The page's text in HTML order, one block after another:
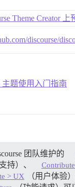
Theme Creator 上
discourse/
主题使用入门指南
团队维护的
支持）、
> UX （用户体验